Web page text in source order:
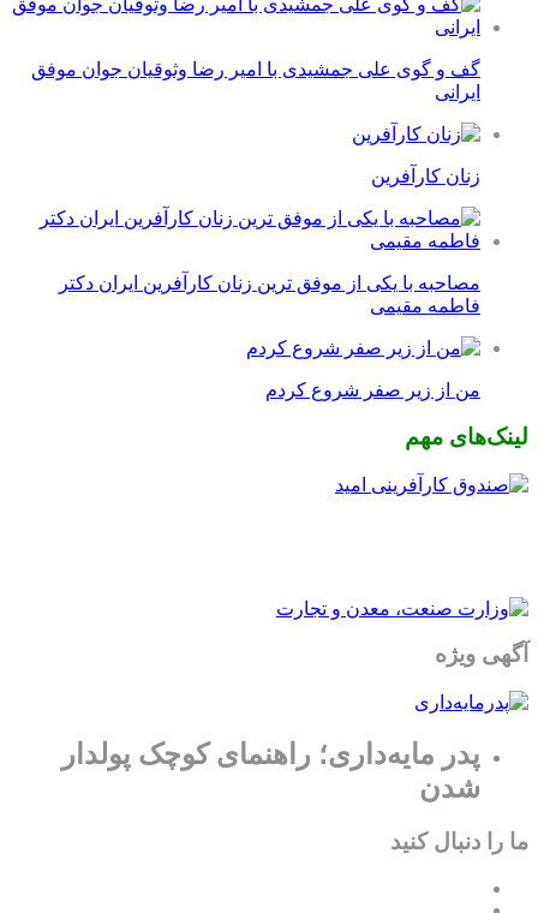
گف و گوی علی جمشیدی با امیر رضا وثوقیان جوان موفق
ایرانی
زنان کارآفرین
مصاحبه با یکی از موفق ترین زنان کارآفرین ایران دکتر
فاطمه مقیمی
من از زیر صفر شروع کردم
لینک‌های مهم
آگهی ویژه
پدر مایه‌داری؛ راهنمای کوچک پولدار
شدن
ما را دنبال کنید